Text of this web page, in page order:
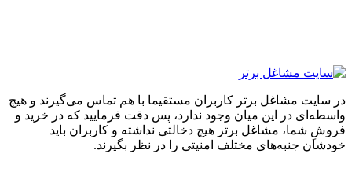
در سایت مشاغل برتر کاربران مستقیما با هم تماس می‌گیرند و هیچ
واسطه‌ای در این میان وجود ندارد، پس دقت فرمایید که در خرید و
فروشِ شما، مشاغل برتر هیچ دخالتی نداشته و کاربران باید
خودشان جنبه‌های مختلف امنیتی را در نظر بگیرند.